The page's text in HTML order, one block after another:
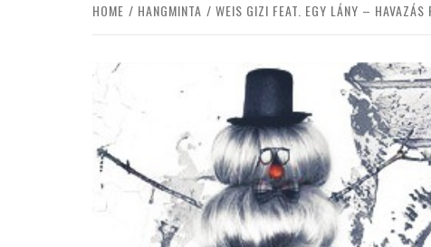
HOME HANGMINTA WEIS GIZI FEAT. EGY LÁNY – HAVAZÁS